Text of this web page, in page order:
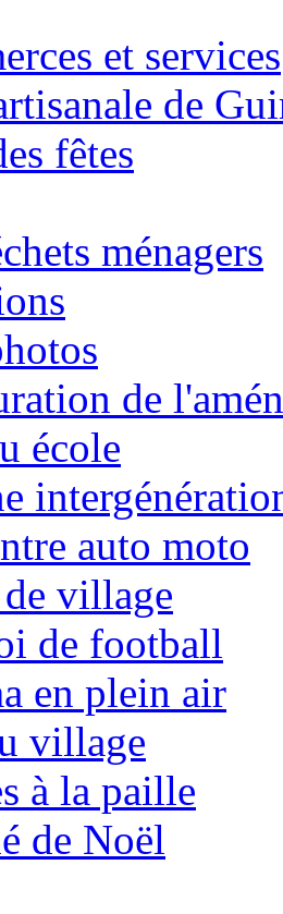
et services
de
fêtes
ménagers
de
école
auto moto
de village
de football
en plein air
village
à la paille
de Noël